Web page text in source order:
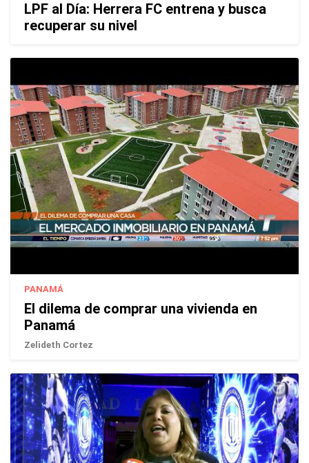
LPF al Día: Herrera FC entrena y busca
recuperar su nivel
PANAMÁ
El dilema de comprar una vivienda en
Panamá
Zelideth Cortez